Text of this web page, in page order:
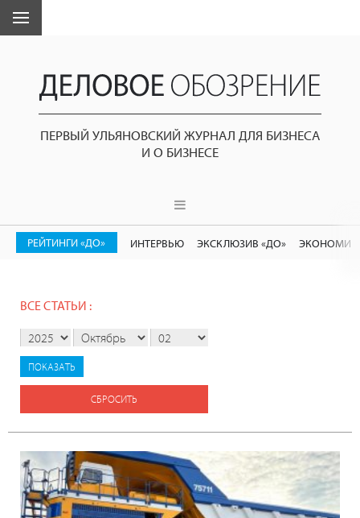
ПЕРВЫЙ УЛЬЯНОВСКИЙ ЖУРНАЛ ДЛЯ БИЗНЕСА
И О БИЗНЕСЕ
РЕЙТИНГИ «ДО» ИНТЕРВЬЮ ЭКСКЛЮЗИВ «ДО»
ВСЕ СТАТЬИ :
СБРОСИТЬ